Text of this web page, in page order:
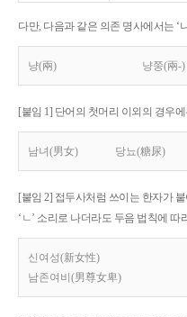
다만, 다음과 같은 의존 명사에서는 ‘
냥(兩) 냥쭝(兩-)
[붙임 1] 단어의 첫머리 이외의 경우
남녀(男女) 당뇨(糖尿)
[붙임 2] 접두사처럼 쓰이는 한자가
‘ㄴ’ 소리로 나더라도 두음 법칙에 따
신여성(新女性)
남존여비(男尊女卑)